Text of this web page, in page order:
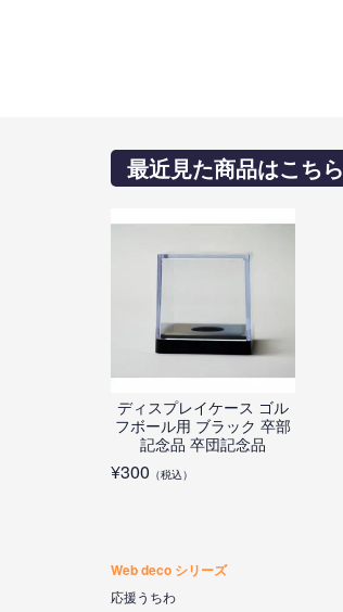
最近見た商品はこちら
ディスプレイケース ゴル
フボール用 ブラック 卒部
記念品 卒団記念品
¥300 （税込）
Web deco シリーズ
応援うちわ